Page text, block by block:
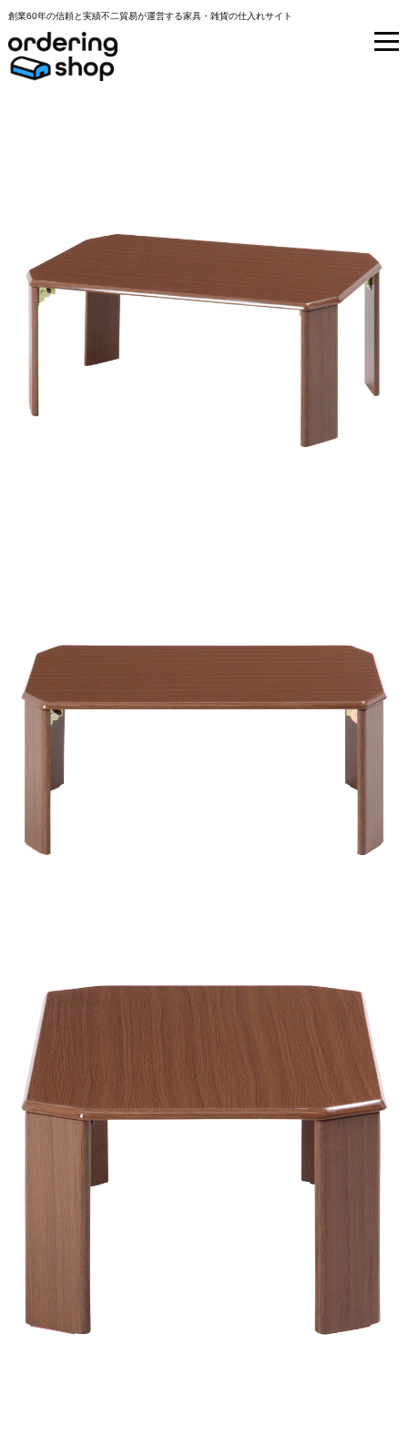
創業60年の信頼と実績不二貿易が運営する家具・雑貨の仕入れサイト